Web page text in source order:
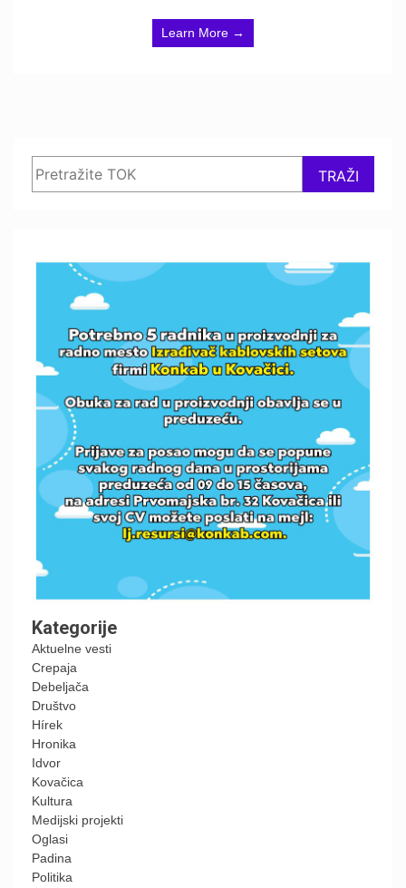
Learn More →
TRAŽI
Kategorije
Aktuelne vesti
Crepaja
Debeljača
Društvo
Hírek
Hronika
Idvor
Kovačica
Kultura
Medijski projekti
Oglasi
Padina
Politika